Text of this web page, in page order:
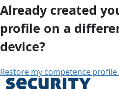
Already created
profile on a
device?
Restore my competence profile